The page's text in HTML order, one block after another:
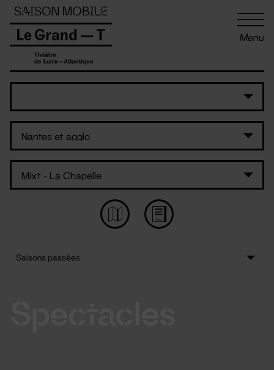
Menu
Panneau de gestion des cookies